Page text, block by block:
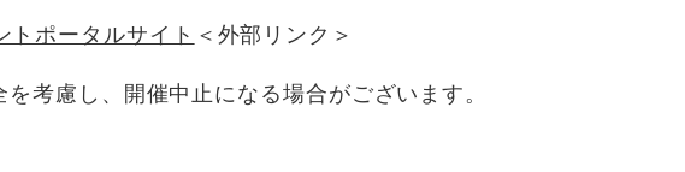
トポータルサイト ＜外部リンク＞
考慮し、開催中止になる場合がございます。